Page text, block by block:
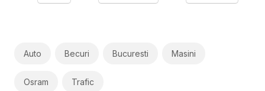
Auto Becuri Bucuresti Masini
Osram Trafic